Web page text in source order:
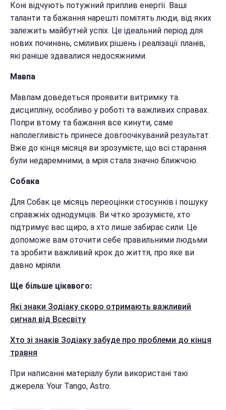
Коні відчують потужний приплив енергії. Ваші
таланти та бажання нарешті помітять люди, від яких
залежить майбутній успіх. Це ідеальний період для
нових починань, сміливих рішень і реалізації планів,
які раніше здавалися недосяжними.
Мавпа
Мавпам доведеться проявити витримку та
дисципліну, особливо у роботі та важливих справах.
Попри втому та бажання все кинути, саме
наполегливість принесе довгоочікуваний результат.
Вже до кінця місяця ви зрозумієте, що всі старання
були недаремними, а мрія стала значно ближчою.
Собака
Для Собак це місяць переоцінки стосунків і пошуку
справжніх однодумців. Ви чітко зрозумієте, хто
підтримує вас щиро, а хто лише забирає сили. Це
допоможе вам оточити себе правильними людьми
та зробити важливий крок до життя, про яке ви
давно мріяли.
Ще більше цікавого:
Які знаки Зодіаку скоро отримають важливий
сигнал від Всесвіту
Хто зі знаків Зодіаку забуде про проблеми до кінця
травня
При написанні матеріалу були використані такі
джерела: Your Tango, Astro.